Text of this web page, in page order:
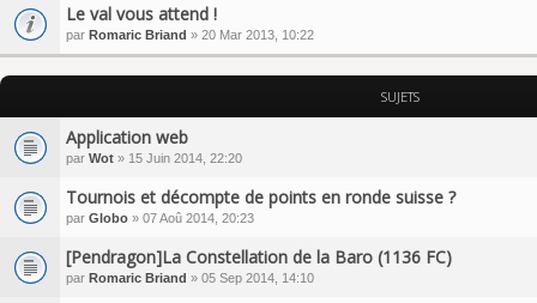
Le val vous attend !
par Romaric Briand » 20 Mar 2013, 10:22
SUJETS
Application web
par Wot » 15 Juin 2014, 22:20
Tournois et décompte de points en ronde suisse ?
par Globo » 07 Aoû 2014, 20:23
[Pendragon]La Constellation de la Baro (1136 FC)
par Romaric Briand » 05 Sep 2014, 14:10